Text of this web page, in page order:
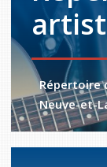
Répertoire
Neuve-et-